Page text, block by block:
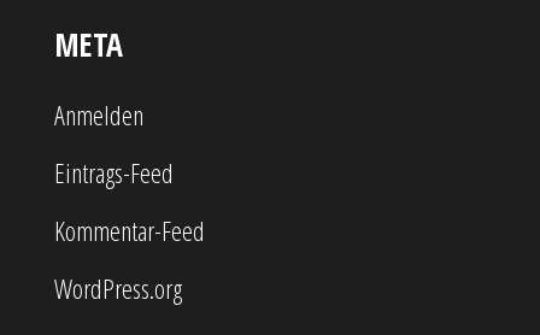
META
Anmelden
Eintrags-Feed
Kommentar-Feed
WordPress.org